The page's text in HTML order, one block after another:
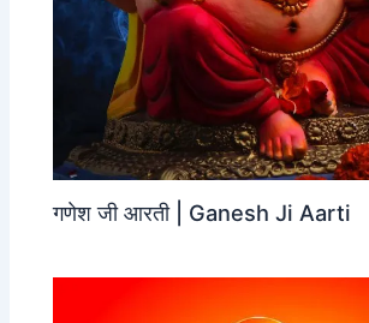
गणेश जी आरती | Ganesh Ji Aarti